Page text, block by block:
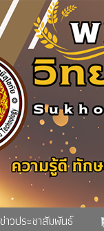
ข่าวประชาสัมพันธ์